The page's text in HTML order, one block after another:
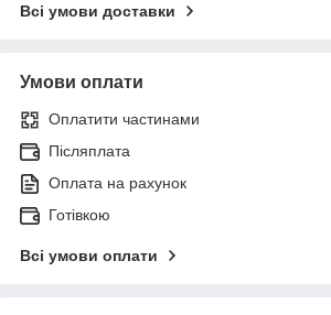
Всі умови доставки
Умови оплати
Оплатити частинами
Післяплата
Оплата на рахунок
Готівкою
Всі умови оплати